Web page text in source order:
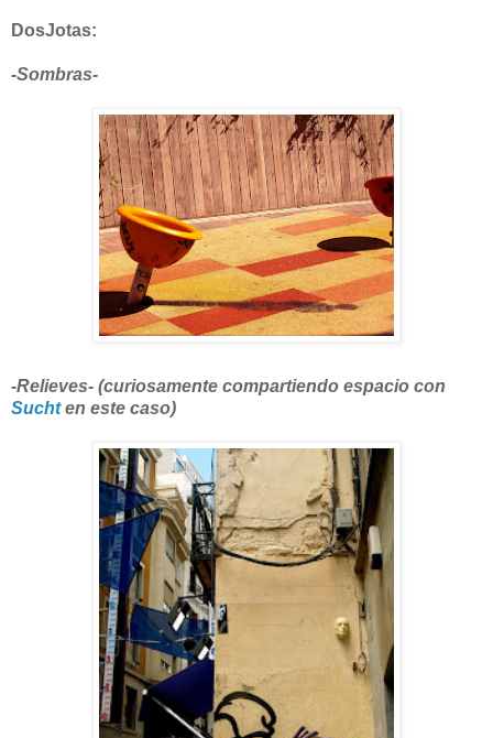
DosJotas:
-Sombras-
-Relieves- (curiosamente compartiendo espacio con
Suchten este caso)